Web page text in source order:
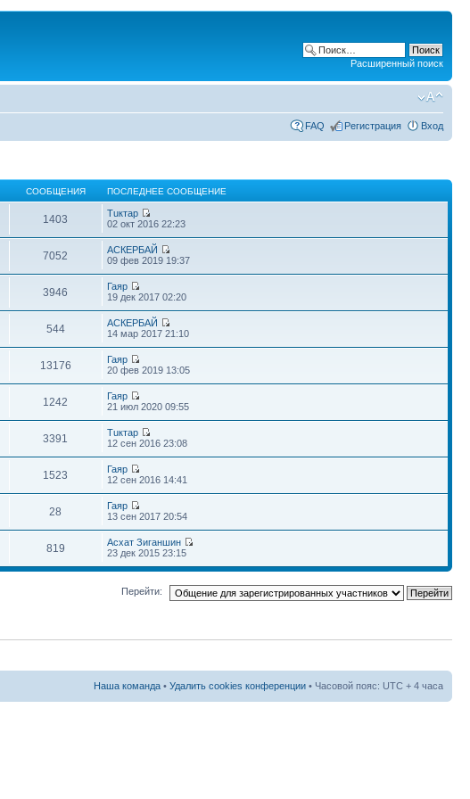
Расширенный поиск
FAQ Регистрация Вход
СООБЩЕНИЯ ПОСЛЕДНЕЕ СООБЩЕНИЕ
1403
Тuктар
02 окт 2016 22:23
7052
АСКЕРБАЙ
09 фев 2019 19:37
3946
Гаяр
19 дек 2017 02:20
544
АСКЕРБАЙ
14 мар 2017 21:10
13176
Гаяр
20 фев 2019 13:05
1242
Гаяр
21 июл 2020 09:55
3391
Тuктар
12 сен 2016 23:08
1523
Гаяр
12 сен 2016 14:41
28
Гаяр
13 сен 2017 20:54
819
Асхат Зиганшин
23 дек 2015 23:15
Перейти:
Наша команда • Удалить cookies конференции • Часовой пояс: UTC + 4 часа